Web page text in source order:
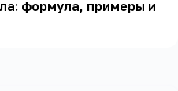
формула, примеры и